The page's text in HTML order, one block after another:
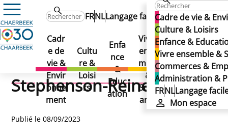
Cadre de vie &
Culture & Loisirs
Enfance &
Vivre ensemble &
Commerces &
Administration &
FRNLLangage
Mon espace
FRNLLangage facile
Mon
Cadr
e de
vie &
Envir
onne
ment
Cultu
re &
Loisi
rs
Enfa
nce
&
Educ
ation
Vivre
ense
mble
&
Solid
arité
Com
merc
es &
Empl
oi
Admi
nistr
ation
&
Politi
que
Actualités
Donnez votre avis sur les futurs projets du CRU
Donnez votre avis sur les
futurs projets du CRU
Stephenson-Reine
Donnez votre avis sur les
futurs projets du CRU
Stephenson-Reine
Publié le 08/09/2023